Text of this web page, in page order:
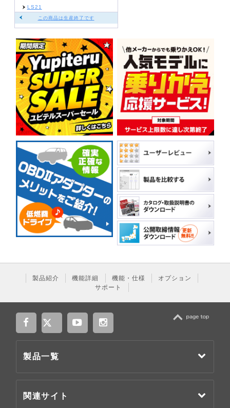
LS21
この商品は生産終了です
製品紹介 機能詳細 機能・仕様
オプション
サポート
製品一覧
関連サイト